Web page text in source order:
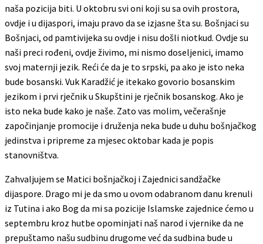
naša pozicija biti. U oktobru svi oni koji su sa ovih prostora,
ovdje i u dijaspori, imaju pravo da se izjasne šta su. Bošnjaci su
Bošnjaci, od pamtivijeka su ovdje i nisu došli niotkud. Ovdje su
naši preci rođeni, ovdje živimo, mi nismo doseljenici, imamo
svoj maternji jezik. Reći će da je to srpski, pa ako je isto neka
bude bosanski. Vuk Karadžić je itekako govorio bosanskim
jezikom i prvi rječnik u Skupštini je rječnik bosanskog. Ako je
isto neka bude kako je naše. Zato vas molim, večerašnje
započinjanje promocije i druženja neka bude u duhu bošnjačkog
jedinstva i pripreme za mjesec oktobar kada je popis
stanovništva.
Zahvaljujem se Matici bošnjačkoj i Zajednici sandžačke
dijaspore. Drago mi je da smo u ovom odabranom danu krenuli
iz Tutina i ako Bog da mi sa pozicije Islamske zajednice ćemo u
septembru kroz hutbe opominjati naš narod i vjernike da ne
prepuštamo našu sudbinu drugome već da sudbina bude u